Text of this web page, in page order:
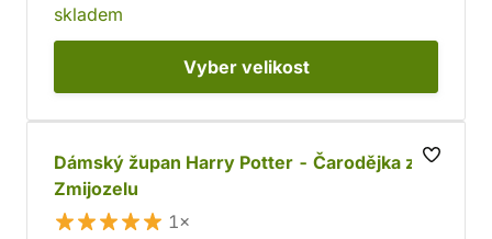
skladem
Vyber velikost
Dámský župan Harry Potter - Čarodějka ze
Zmijozelu
1×